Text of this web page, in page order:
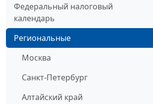
Федеральный налоговый
календарь
Региональные
Москва
Санкт-Петербург
Алтайский край